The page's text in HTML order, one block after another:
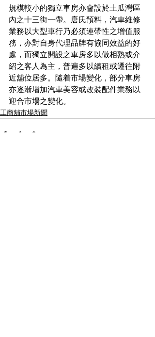
規模較小的獨立車房亦會設於土瓜灣區
內之十三街一帶。唐氏預料，汽車維修
業務以大型車行乃必須連帶性之增值服
務，亦對自身代理品牌有協同效益的好
處，而獨立開設之車房多以做相熟或介
紹之客人為主，普遍多以續租或遷往附
近舖位居多。隨着市場變化，部分車房
亦逐漸增加汽車美容或改裝配件業務以
迎合市場之變化。
工商舖市場新聞